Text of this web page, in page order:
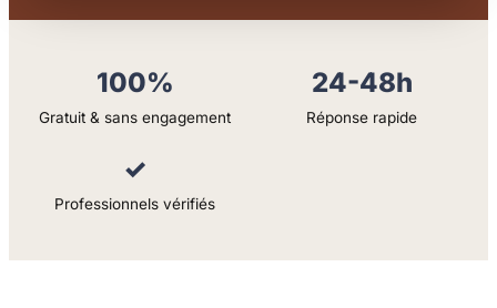
100%
Gratuit & sans engagement
24-48h
Réponse rapide
✓
Professionnels vérifiés